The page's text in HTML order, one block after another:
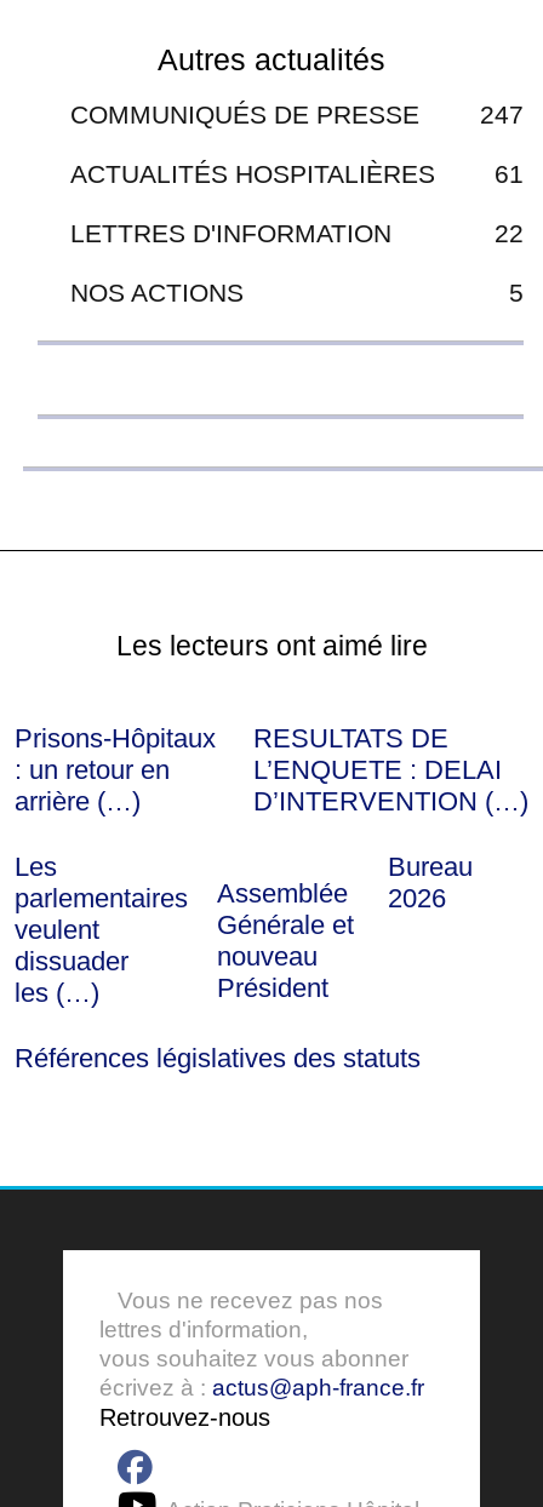
Autres actualités
COMMUNIQUÉS DE PRESSE 247
ACTUALITÉS HOSPITALIÈRES 61
LETTRES D'INFORMATION 22
NOS ACTIONS 5
Les lecteurs ont aimé lire
Prisons-Hôpitaux
: un retour en
arrière (…)
RESULTATS DE
L’ENQUETE : DELAI
D’INTERVENTION (…)
Les
parlementaires
veulent
dissuader
les (…)
Assemblée
Générale et
nouveau
Président
Bureau
2026
Références législatives des statuts
Vous ne recevez pas nos
lettres d'information,
vous souhaitez vous abonner
écrivez à : actus@aph-france.fr
Retrouvez-nous